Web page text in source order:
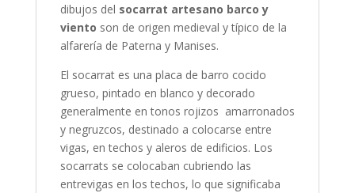
dibujos del socarrat artesano barco y
viento son de origen medieval y típico de la
alfarería de Paterna y Manises.
El socarrat es una placa de barro cocido
grueso, pintado en blanco y decorado
generalmente en tonos rojizos amarronados
y negruzcos, destinado a colocarse entre
vigas, en techos y aleros de edificios. Los
socarrats se colocaban cubriendo las
entrevigas en los techos, lo que significaba